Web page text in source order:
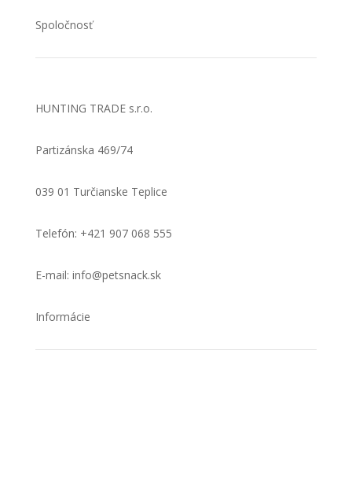
Spoločnosť
HUNTING TRADE s.r.o.
Partizánska 469/74
039 01 Turčianske Teplice
Telefón: +421 907 068 555
E-mail: info@petsnack.sk
Informácie